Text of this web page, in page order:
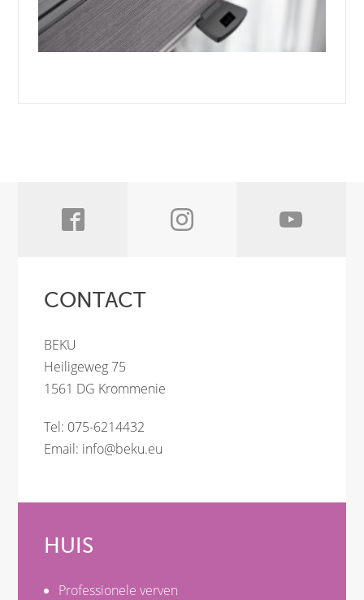
CONTACT
BEKU
Heiligeweg 75
1561 DG Krommenie
Tel: 075-6214432
Email: info@beku.eu
HUIS
Professionele verven